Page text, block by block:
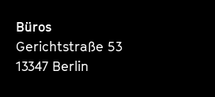
Büros
Gerichtstraße 53
13347 Berlin